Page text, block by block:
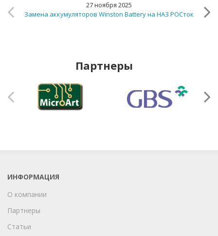
27 ноября 2025
Замена аккумуляторов Winston Battery на НАЗ РОСток
Партнеры
ИНФОРМАЦИЯ
О компании
Партнеры
Статьи